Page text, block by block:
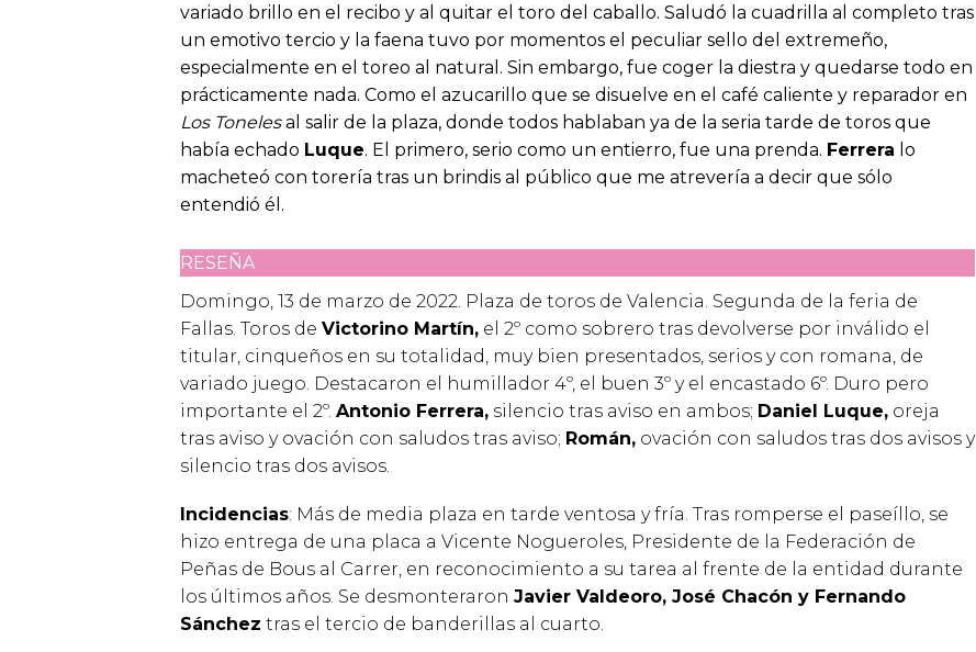
variado brillo en el recibo y al quitar el toro del caballo. Saludó la cuadrilla al completo tras
un emotivo tercio y la faena tuvo por momentos el peculiar sello del extremeño,
especialmente en el toreo al natural. Sin embargo, fue coger la diestra y quedarse todo en
prácticamente nada. Como el azucarillo que se disuelve en el café caliente y reparador en
Los Tonelesal salir de la plaza, donde todos hablaban ya de la seria tarde de toros que
había echado Luque. El primero, serio como un entierro, fue una prenda. Ferrera lo
macheteó con torería tras un brindis al público que me atrevería a decir que sólo
entendió él.
RESEÑA
Domingo, 13 de marzo de 2022. Plaza de toros de Valencia. Segunda de la feria de
Fallas. Toros de Victorino Martín, el 2º como sobrero tras devolverse por inválido el
titular, cinqueños en su totalidad, muy bien presentados, serios y con romana, de
variado juego. Destacaron el humillador 4º, el buen 3º y el encastado 6º. Duro pero
importante el 2º. Antonio Ferrera, silencio tras aviso en ambos; Daniel Luque, oreja
tras aviso y ovación con saludos tras aviso; Román, ovación con saludos tras dos avisos y
silencio tras dos avisos.
Incidencias: Más de media plaza en tarde ventosa y fría. Tras romperse el paseíllo, se
hizo entrega de una placa a Vicente Nogueroles, Presidente de la Federación de
Peñas de Bous al Carrer, en reconocimiento a su tarea al frente de la entidad durante
los últimos años. Se desmonteraron Javier Valdeoro, José Chacón y Fernando
Sánchez tras el tercio de banderillas al cuarto.